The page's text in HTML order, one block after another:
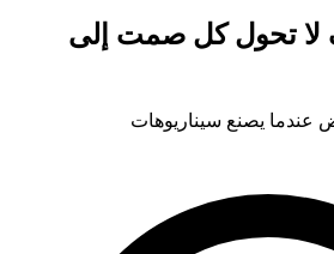
لا تحول كل صمت إلى
عندما يصنع سيناريوهات